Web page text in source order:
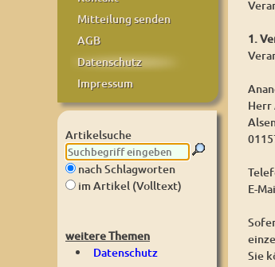
Mitteilung senden
AGB
Datenschutz
Impressum
Artikelsuche
nach Schlagworten
im Artikel (Volltext)
weitere Themen
Datenschutz
1.
Herr
E-
Sie